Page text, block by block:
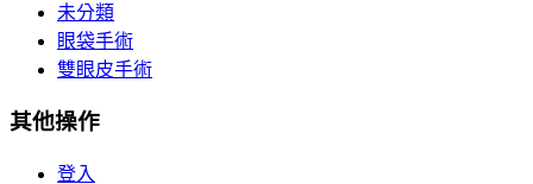
未分類
眼袋手術
雙眼皮手術
其他操作
登入